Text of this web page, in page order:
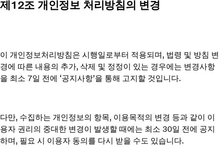
제12조 개인정보 처리방침의 변경
이 개인정보처리방침은 시행일로부터 적용되며, 법령 및 방침 변
경에 따른 내용의 추가, 삭제 및 정정이 있는 경우에는 변경사항
을 최소 7일 전에 ‘공지사항’을 통해 고지할 것입니다.
다만, 수집하는 개인정보의 항목, 이용목적의 변경 등과 같이 이
용자 권리의 중대한 변경이 발생할 때에는 최소 30일 전에 공지
하며, 필요 시 이용자 동의를 다시 받을 수도 있습니다.